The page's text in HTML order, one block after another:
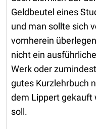
Geldbeutel eines
und man sollte sich
vornherein überlegen,
nicht ein
Werk oder zumindest
gutes Kurzlehrbuch
dem Lippert gekauft
soll.